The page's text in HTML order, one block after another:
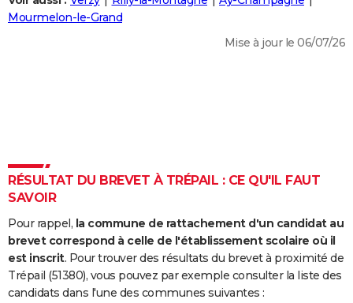
Destinations
City break
Voyage nature
Voyage de noces
Forum
Climat
+
PHOTO
Dictionnaire
Biographies
Citations
Expressions
Proverbes
PROGRAMME TV
S'inscrire
Se connecter
Lycées
Collèges
Primaires
Universités
Entreprises
Service militaire
Avis de recherche
AVIS DE DÉCÈS
FORUM
Mourmelon-le-Grand
Mise à jour le 06/07/26
RÉSULTAT DU BREVET À TRÉPAIL : CE QU'IL FAUT
SAVOIR
Pour rappel, la commune de rattachement d'un candidat au
brevet correspond à celle de l'établissement scolaire où il
est inscrit. Pour trouver des résultats du brevet à proximité de
Trépail (51380), vous pouvez par exemple consulter la liste des
candidats dans l'une des communes suivantes :